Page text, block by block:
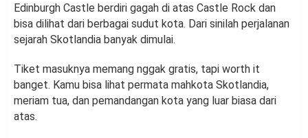
Edinburgh Castle berdiri gagah di atas Castle Rock dan
bisa dilihat dari berbagai sudut kota. Dari sinilah perjalanan
sejarah Skotlandia banyak dimulai.
Tiket masuknya memang nggak gratis, tapi worth it
banget. Kamu bisa lihat permata mahkota Skotlandia,
meriam tua, dan pemandangan kota yang luar biasa dari
atas.